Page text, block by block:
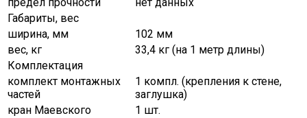
Габариты, вес
ширина, мм
102 мм
вес, кг
33,4 кг (на 1 метр длины)
Комплектация
комплект монтажных
частей
1 компл. (крепления к стене,
заглушка)
кран Маевского
1 шт.